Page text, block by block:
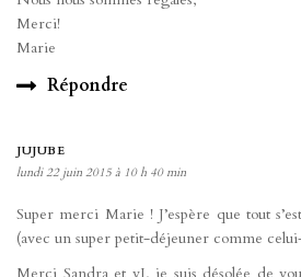
Merci!
Marie
Répondre
JUJUBE
lundi 22 juin 2015 à 10 h 40 min
Super merci Marie ! J’espère que tout
(avec un super petit-déjeuner comme